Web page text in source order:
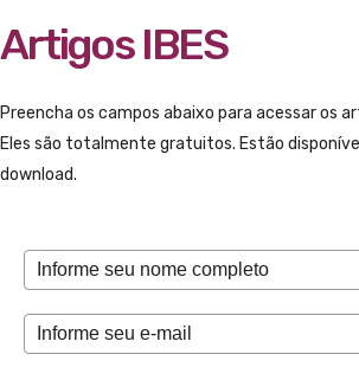
Artigos IBES
Preencha os campos abaixo para acessar os
Eles são totalmente gratuitos. Estão
download.